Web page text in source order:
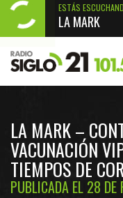
ESTÁS
LA MARK
LA MARK –
VACUNACIÓN
TIEMPOS DE
PUBLICADA EL 28 DE